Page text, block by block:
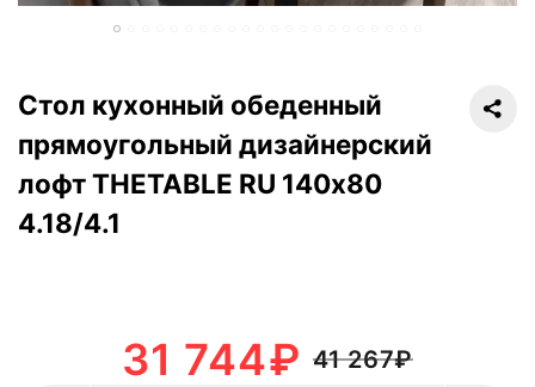
Стол кухонный обеденный
прямоугольный дизайнерский
лофт THETABLE RU 140х80
4.18/4.1
41 267₽
31 744₽